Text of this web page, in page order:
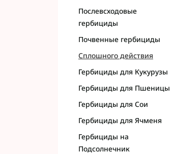
Послевсходовые
гербициды
Почвенные гербициды
Сплошного действия
Гербициды для Кукурузы
Гербициды для Пшеницы
Гербициды для Сои
Гербициды для Ячменя
Гербициды на
Подсолнечник